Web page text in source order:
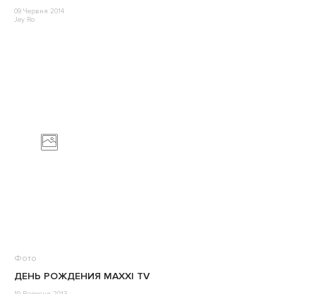
09 Червня 2014
Jey Ro
Фото
ДЕНЬ РОЖДЕНИЯ MAXXI TV